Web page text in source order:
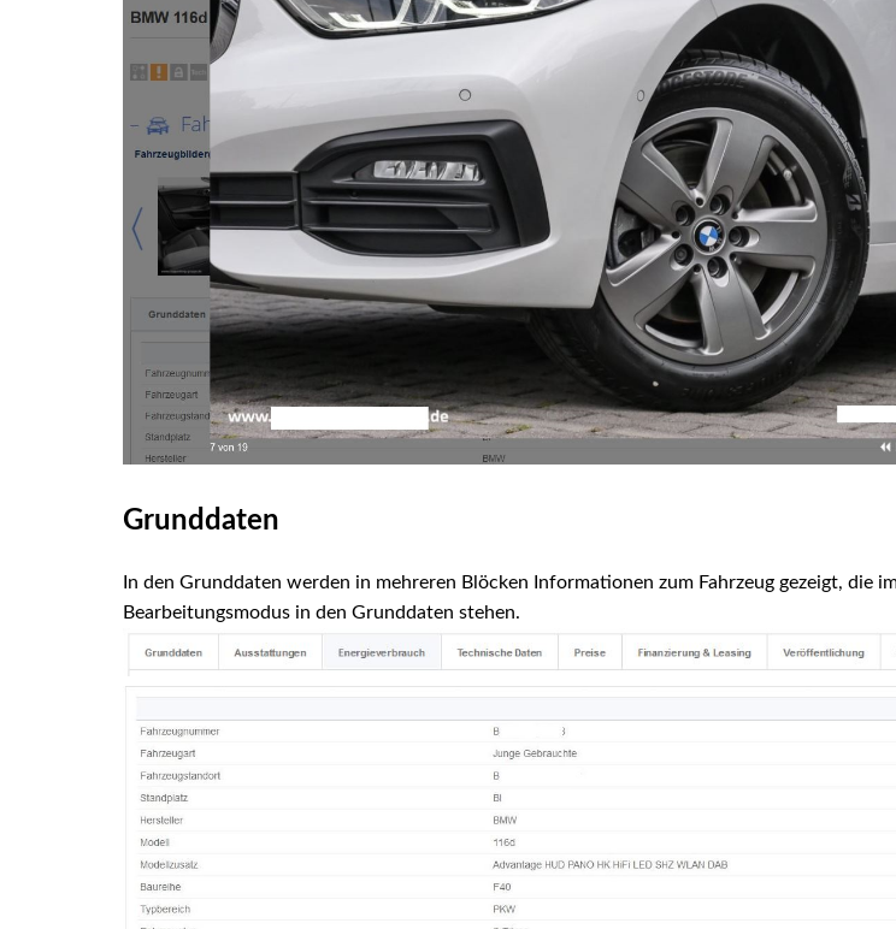
Grunddaten
In den Grunddaten werden in mehreren Blöcken Informationen zum Fahrzeug gezeigt, die
Bearbeitungsmodus in den Grunddaten stehen.